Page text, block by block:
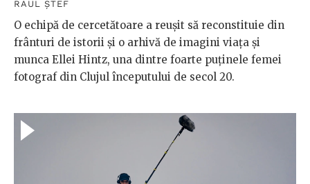
RAUL ȘTEF
O echipă de cercetătoare a reușit să reconstituie din
frânturi de istorii și o arhivă de imagini viața și
munca Ellei Hintz, una dintre foarte puținele femei
fotograf din Clujul începutului de secol 20.